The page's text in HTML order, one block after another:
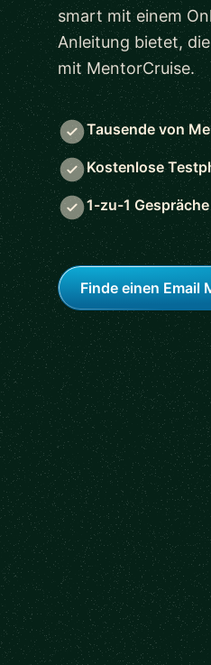
smart mit einem
Anleitung bietet,
mit MentorCruise.
Tausende von
Kostenlose
1-zu-1 Gespräche
Finde einen Email